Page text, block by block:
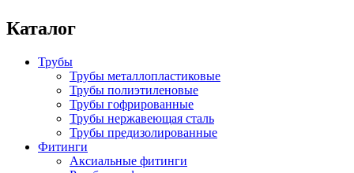
Каталог
Трубы
Трубы металлопластиковые
Трубы полиэтиленовые
Трубы гофрированные
Трубы нержавеющая сталь
Трубы предизолированные
Фитинги
Аксиальные фитинги